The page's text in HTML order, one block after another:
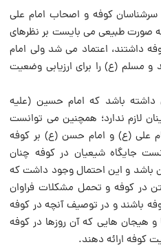
سرشناسان کوفه و اصحاب امام علی
صورت طبیعی می بایست بر نظرهای
داشتند، اعتماد می شد ولی امام
و مسلم (ع) را برای ارزیابی وضعیت
داشته باشد که امام حسین (علیه
لازم ندارد؛ همچنین می توانست
على (ع) و امام حسن (ع) بر کوفه
جایگاه شیعیان در کوفه چنان
باشد و این احتمال وجود داشت که
در کوفه و تحمل مشکلات فراوان
باشند و در توصیف آنچه در کوفه
و هیجان هایی که آن روزها در کوفه
کوفه ارائه دهند.